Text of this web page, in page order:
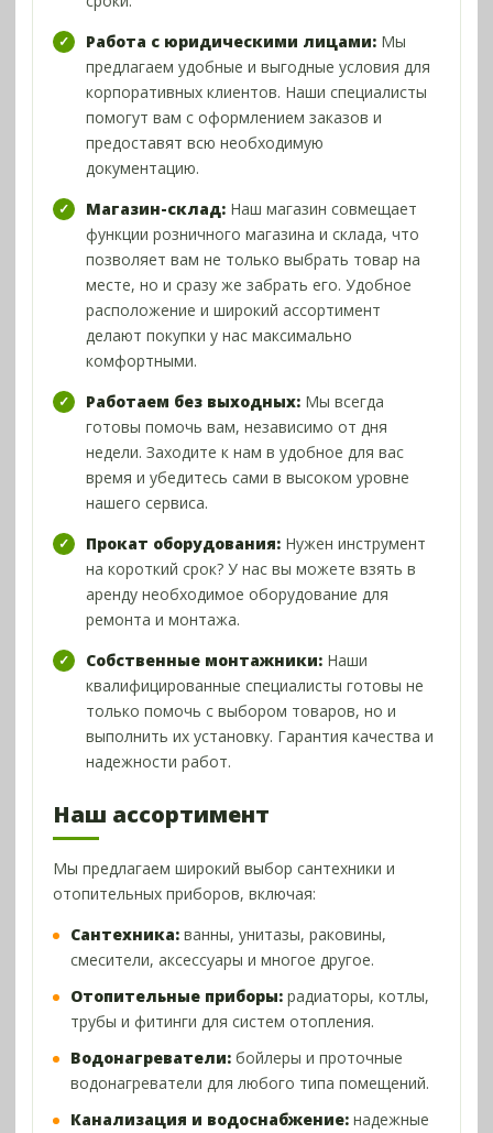
Работа с юридическими лицами: Мы
предлагаем удобные и выгодные условия для
корпоративных клиентов. Наши специалисты
помогут вам с оформлением заказов и
предоставят всю необходимую
документацию.
Магазин-склад: Наш магазин совмещает
функции розничного магазина и склада, что
позволяет вам не только выбрать товар на
месте, но и сразу же забрать его. Удобное
расположение и широкий ассортимент
делают покупки у нас максимально
комфортными.
Работаем без выходных: Мы всегда
готовы помочь вам, независимо от дня
недели. Заходите к нам в удобное для вас
время и убедитесь сами в высоком уровне
нашего сервиса.
Прокат оборудования: Нужен инструмент
на короткий срок? У нас вы можете взять в
аренду необходимое оборудование для
ремонта и монтажа.
Собственные монтажники: Наши
квалифицированные специалисты готовы не
только помочь с выбором товаров, но и
выполнить их установку. Гарантия качества и
надежности работ.
Наш ассортимент
Мы предлагаем широкий выбор сантехники и
отопительных приборов, включая:
Сантехника: ванны, унитазы, раковины,
смесители, аксессуары и многое другое.
Отопительные приборы: радиаторы, котлы,
трубы и фитинги для систем отопления.
Водонагреватели: бойлеры и проточные
водонагреватели для любого типа помещений.
Канализация и водоснабжение: надежные